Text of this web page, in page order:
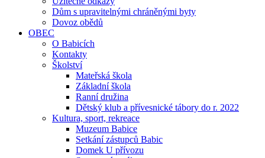
Dům s upravitelnými chráněnými byty
Dovoz obědů
OBEC
O Babicích
Kontakty
Školství
Mateřská škola
Základní škola
Ranní družina
Dětský klub a přívesnické tábory do r. 2022
Kultura, sport, rekreace
Muzeum Babice
Setkání zástupců Babic
Domek U přívozu